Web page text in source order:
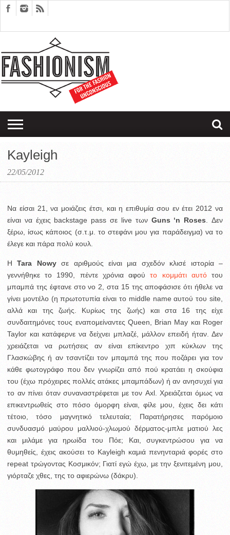
EDITORIALS
COUPLES
THERAPY
SARTORIAGRAM
Kayleigh
22/05/2012
Να είσαι 21, να μοιάζεις έτσι, και η επιθυμία σου εν έτει 2012 να
είναι να έχεις backstage pass σε live των Guns ‘n Roses . Δεν
ξέρω, ίσως κάποιος (σ.τ.μ. το στεφάνι μου για παράδειγμα) να το
έλεγε και πάρα πολύ κουλ.
HTara Nowyσε αριθμούς είναι μια σχεδόν κλισέ ιστορία –
γεννήθηκε το 1990, πέντε χρόνια αφούτο κομμάτι αυτότου
μπαμπά της έφτανε στο νο 2, στα 15 της αποφάσισε ότι ήθελε να
γίνει μοντέλο (η πρωτοτυπία είναι το middle name αυτού του site,
αλλά και της ζωής. Κυρίως της ζωής) και στα 16 της είχε
συνδαιτημόνες τους εναπομείναντες Queen, Brian May και Roger
Taylor και κατάφερνε να δείχνει μπλαζέ, μάλλον επειδή ήταν. Δεν
χρειάζεται να ρωτήσεις αν είναι επίκεντρο χιπ κύκλων της
Γλασκώβης ή αν τσαντίζει τον μπαμπά της που ποζάρει για τον
κάθε φωτογράφο που δεν γνωρίζει από πού κρατάει η σκούφια
του (έχω πρόχειρες πολλές ατάκες μπαμπάδων) ή αν ανησυχεί για
το αν πίνει όταν συναναστρέφεται με τον Axl. Χρειάζεται όμως να
επικεντρωθείς στο πόσο όμορφη είναι, φίλε μου, έχεις δει κάτι
τέτοιο, τόσο μαγνητικό τελευταία; Παρατήρησες παρόμοιο
συνδυασμό μαύρου μαλλιού-χλωμού δέρματος-μπλε ματιού λες
και μιλάμε για ηρωίδα του Πόε; Και, συγκεντρώσου για να
θυμηθείς, έχεις ακούσει το Kayleigh καμιά πενηνταριά φορές στο
repeat τρώγοντας Κοσμικόν; Γιατί εγώ έχω, με την ξενιτεμένη μου,
γιόρταζε χθες, της το αφιερώνω (δάκρυ).